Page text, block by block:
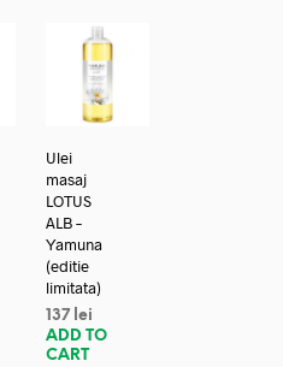
Ulei
masaj
LOTUS
ALB –
Yamuna
(editie
limitata)
137 lei
ADD TO
CART